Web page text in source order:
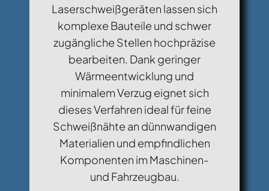
Laserschweißgeräten lassen sich
komplexe Bauteile und schwer
zugängliche Stellen hochpräzise
bearbeiten. Dank geringer
Wärmeentwicklung und
minimalem Verzug eignet sich
dieses Verfahren ideal für feine
Schweißnähte an dünnwandigen
Materialien und empfindlichen
Komponenten im Maschinen-
und Fahrzeugbau.